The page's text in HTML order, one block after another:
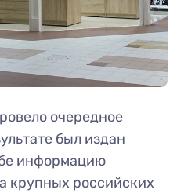
очередное
был издан
информацию
крупных российских